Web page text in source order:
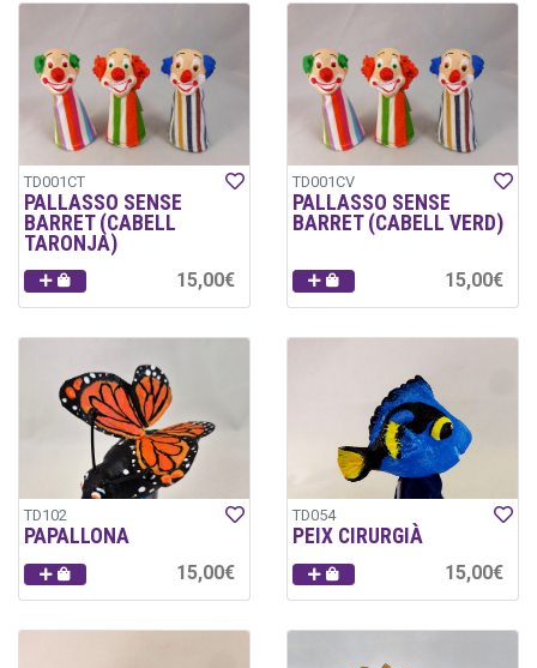
TD001CT
PALLASSO SENSE
BARRET (CABELL
TARONJA)
15,00€
TD001CV
PALLASSO SENSE
BARRET (CABELL VERD)
15,00€
TD102
PAPALLONA
15,00€
TD054
PEIX CIRURGIÀ
15,00€